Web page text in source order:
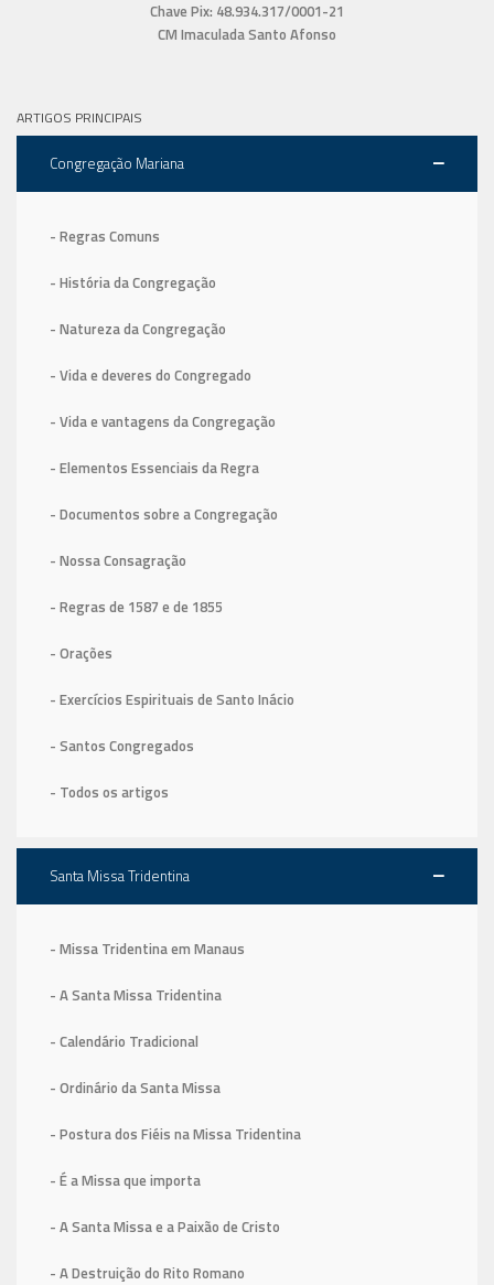
Chave Pix: 48.934.317/0001-21
CM Imaculada Santo Afonso
ARTIGOS PRINCIPAIS
Congregação Mariana
- Regras Comuns
- História da Congregação
- Natureza da Congregação
- Vida e deveres do Congregado
- Vida e vantagens da Congregação
- Elementos Essenciais da Regra
- Documentos sobre a Congregação
- Nossa Consagração
- Regras de 1587 e de 1855
- Orações
- Exercícios Espirituais de Santo Inácio
- Santos Congregados
- Todos os artigos
Santa Missa Tridentina
- Missa Tridentina em Manaus
- A Santa Missa Tridentina
- Calendário Tradicional
- Ordinário da Santa Missa
- Postura dos Fiéis na Missa Tridentina
- É a Missa que importa
- A Santa Missa e a Paixão de Cristo
- A Destruição do Rito Romano